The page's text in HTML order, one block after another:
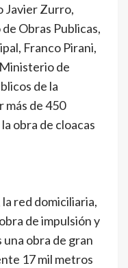
Javier Zurro,
Obras Publicas,
Franco Pirani,
de
de la
más de 450
obra de cloacas
red domiciliaria,
de impulsión y
obra de gran
17 mil metros